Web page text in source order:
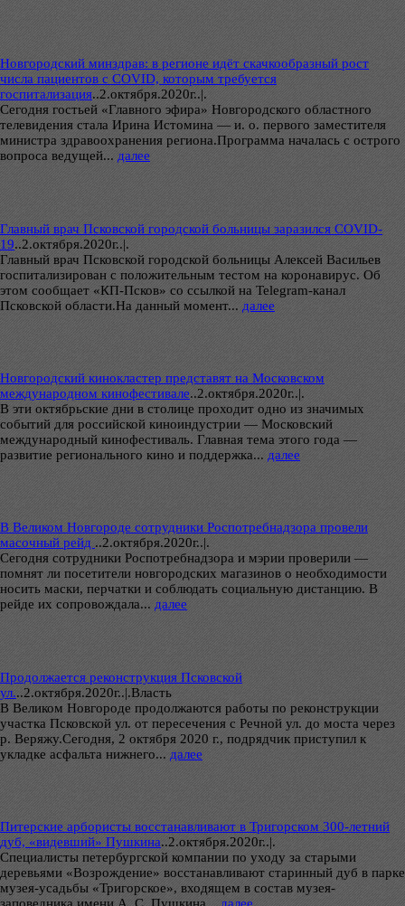
Новгородский минздрав: в регионе идёт скачкообразный рост
числа пациентов с COVID, которым требуется
госпитализация..2.октября.2020г..|.
Сегодня гостьей «Главного эфира» Новгородского областного
телевидения стала Ирина Истомина — и. о. первого заместителя
министра здравоохранения региона.Программа началась с острого
вопроса ведущей... далее
Главный врач Псковской городской больницы заразился COVID-
19..2.октября.2020г..|.
Главный врач Псковской городской больницы Алексей Васильев
госпитализирован с положительным тестом на коронавирус. Об
этом сообщает «КП-Псков» со ссылкой на Telegram-канал
Псковской области.На данный момент... далее
Новгородский кинокластер представят на Московском
международном кинофестивале..2.октября.2020г..|.
В эти октябрьские дни в столице проходит одно из значимых
событий для российской киноиндустрии — Московский
международный кинофестиваль. Главная тема этого года —
развитие регионального кино и поддержка... далее
В Великом Новгороде сотрудники Роспотребнадзора провели
масочный рейд ..2.октября.2020г..|.
Сегодня сотрудники Роспотребнадзора и мэрии проверили —
помнят ли посетители новгородских магазинов о необходимости
носить маски, перчатки и соблюдать социальную дистанцию. В
рейде их сопровождала... далее
Продолжается реконструкция Псковской
ул...2.октября.2020г..|.Власть
В Великом Новгороде продолжаются работы по реконструкции
участка Псковской ул. от пересечения с Речной ул. до моста через
р. Веряжу.Сегодня, 2 октября 2020 г., подрядчик приступил к
укладке асфальта нижнего... далее
Питерские арбористы восстанавливают в Тригорском 300-летний
дуб, «видевший» Пушкина..2.октября.2020г..|.
Специалисты петербургской компании по уходу за старыми
деревьями «Возрождение» восстанавливают старинный дуб в парке
музея-усадьбы «Тригорское», входящем в состав музея-